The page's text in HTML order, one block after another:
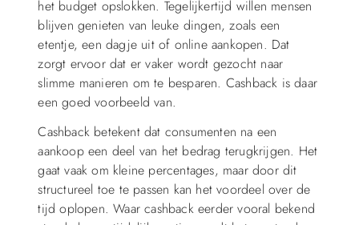
het budget opslokken. Tegelijkertijd willen mensen
blijven genieten van leuke dingen, zoals een
etentje, een dagje uit of online aankopen. Dat
zorgt ervoor dat er vaker wordt gezocht naar
slimme manieren om te besparen. Cashback is daar
een goed voorbeeld van.
Cashback betekent dat consumenten na een
aankoop een deel van het bedrag terugkrijgen. Het
gaat vaak om kleine percentages, maar door dit
structureel toe te passen kan het voordeel over de
tijd oplopen. Waar cashback eerder vooral bekend